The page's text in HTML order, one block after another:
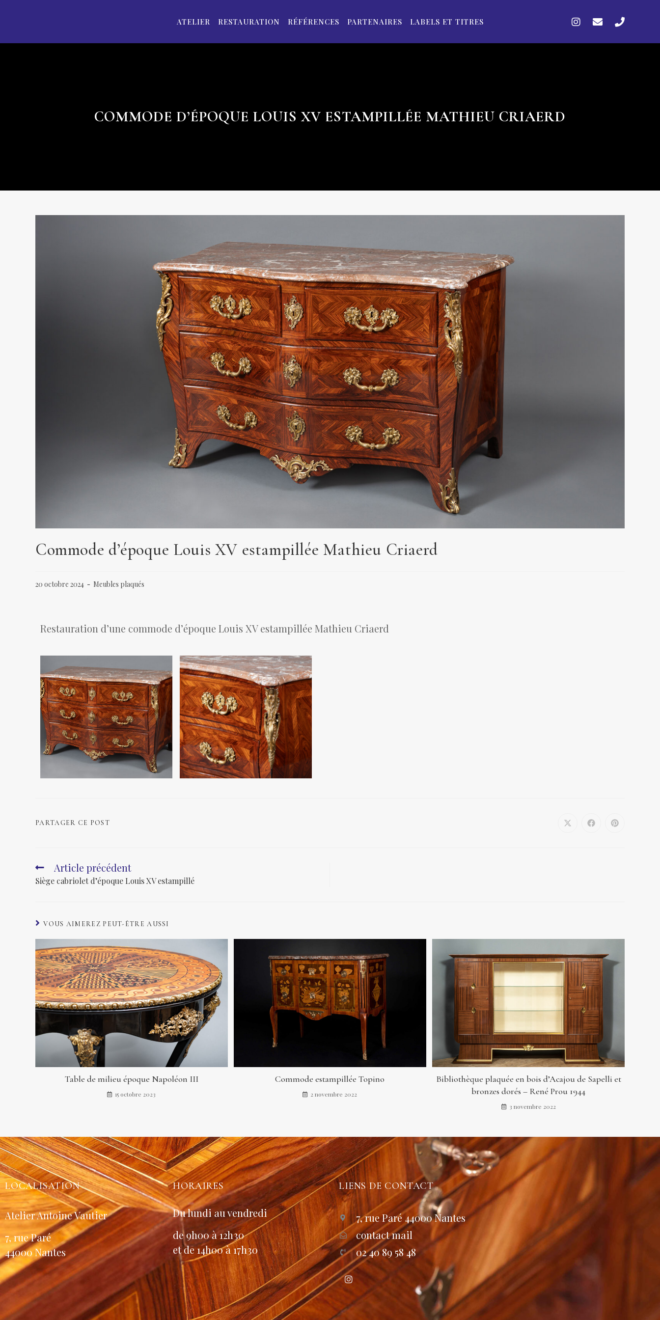
ATELIER RESTAURATION RÉFÉRENCES PARTENAIRES LABELS ET TITRES
COMMODE D’ÉPOQUE LOUIS XV ESTAMPILLÉE MATHIEU CRIAERD
Commode d’époque Louis XV estampillée Mathieu Criaerd
20 octobre 2024 Meubles plaqués
Restauration d’une commode d’époque Louis XV estampillée Mathieu Criaerd
PARTAGER CE POST
Article précédent
Siège cabriolet d’époque Louis XV estampillé
VOUS AIMEREZ PEUT-ÊTRE AUSSI
Table de milieu époque Napoléon III
15 octobre 2023
Commode estampillée Topino
2 novembre 2022
Bibliothèque plaquée en bois d’Acajou de Sapelli et
bronzes dorés – René Prou 1944
3 novembre 2022
LOCALISATION
Atelier Antoine Vautier
7, rue Paré
44000 Nantes
HORAIRES
Du lundi au vendredi
de 9h00 à 12h30
et de 14h00 à 17h30
LIENS DE CONTACT
7, rue Paré 44000 Nantes
contact mail
02 40 89 58 48